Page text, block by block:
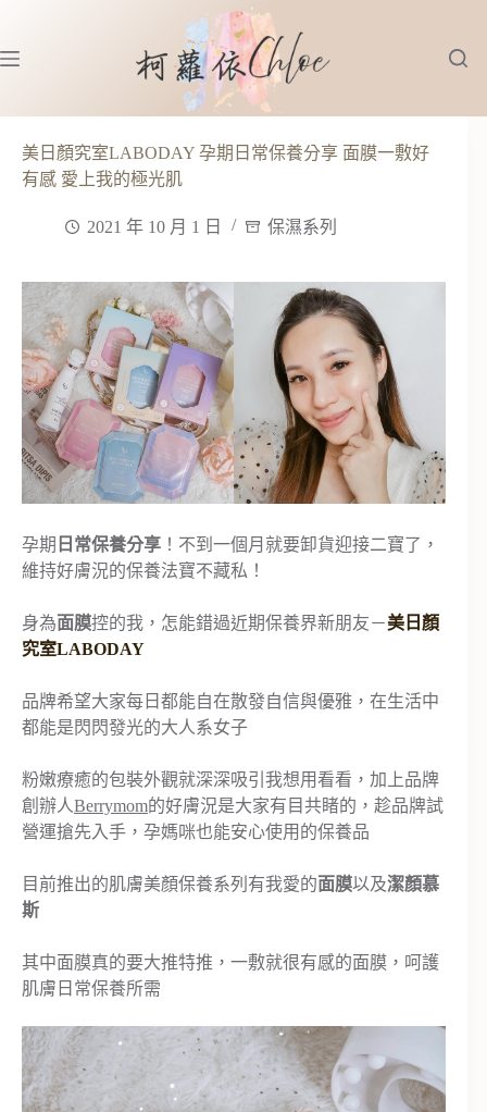
主
內
美日顏究室LABODAY 孕期日常保養分享 面膜一敷好
有感 愛上我的極光肌
2021 年 10 月 1 日 保濕系列
孕期 日常保養分享 ！不到一個月就要卸貨迎接二寶了，
維持好膚況的保養法寶不藏私！
身為面膜控的我，怎能錯過近期保養界新朋友－美日顏
究室LABODAY
品牌希望大家每日都能自在散發自信與優雅，在生活中
都能是閃閃發光的大人系女子
粉嫩療癒的包裝外觀就深深吸引我想用看看，加上品牌
創辦人Berrymom的好膚況是大家有目共睹的，趁品牌試
營運搶先入手，孕媽咪也能安心使用的保養品
目前推出的肌膚美顏保養系列有我愛的面膜以及潔顏慕
斯
其中面膜真的要大推特推，一敷就很有感的面膜，呵護
肌膚日常保養所需